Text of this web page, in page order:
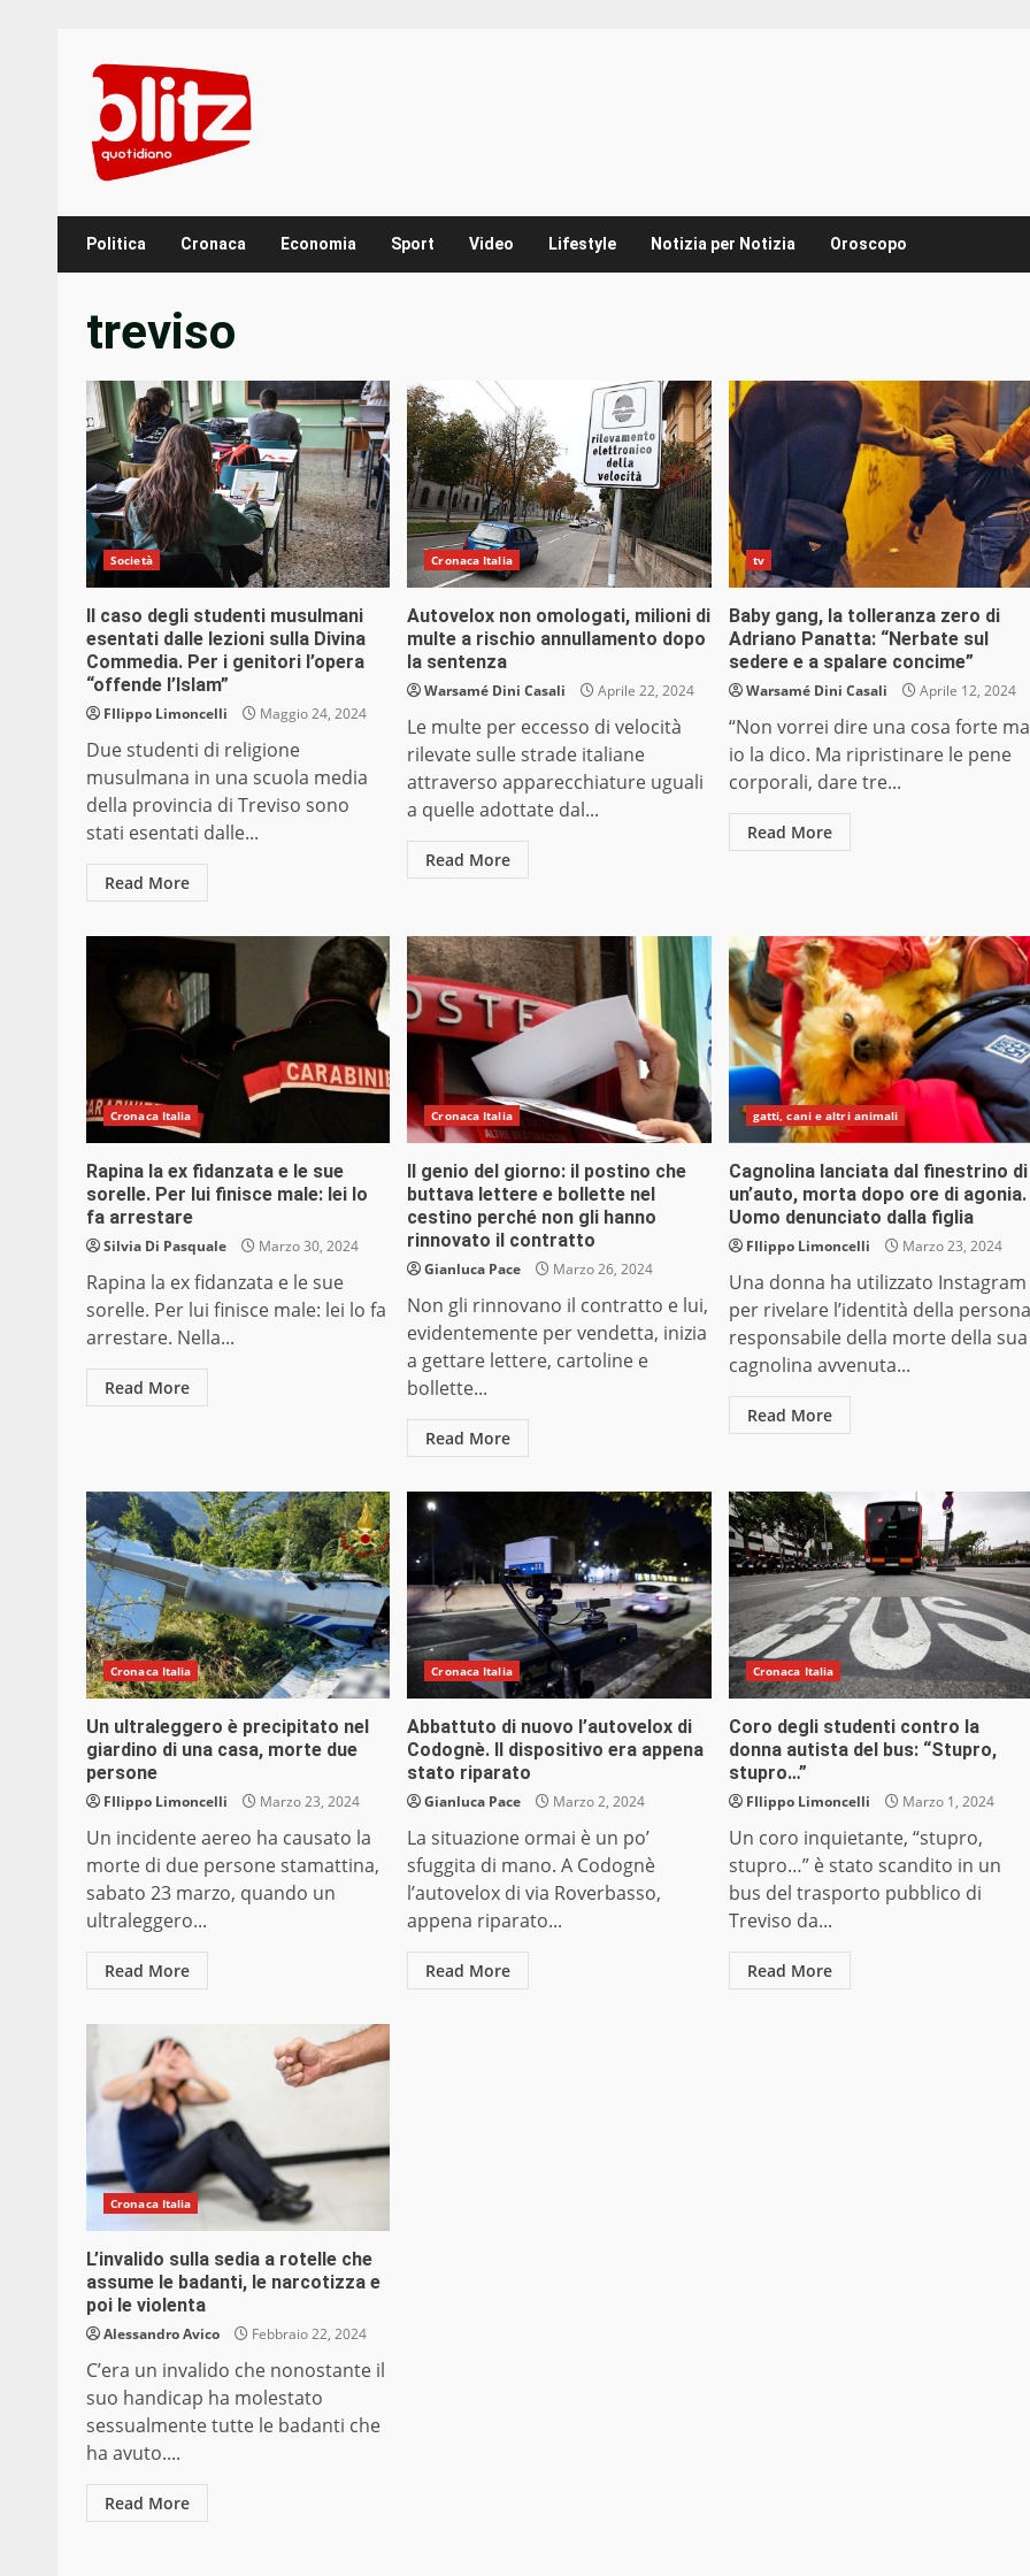
content
Politica Cronaca Economia Sport Video Lifestyle Notizia per Notizia Oroscopo
treviso
Società
Il caso degli studenti musulmani
esentati dalle lezioni sulla Divina
Commedia. Per i genitori l’opera
“offende l’Islam”
FIlippo Limoncelli Maggio 24, 2024
Due studenti di religione
musulmana in una scuola media
della provincia di Treviso sono
stati esentati dalle...
Read More
Cronaca Italia
Autovelox non omologati, milioni di
multe a rischio annullamento dopo
la sentenza
Warsamé Dini Casali Aprile 22, 2024
Le multe per eccesso di velocità
rilevate sulle strade italiane
attraverso apparecchiature uguali
a quelle adottate dal...
Read More
tv
Baby gang, la tolleranza zero di
Adriano Panatta: “Nerbate sul
sedere e a spalare concime”
Warsamé Dini Casali Aprile 12, 2024
“Non vorrei dire una cosa forte ma
io la dico. Ma ripristinare le pene
corporali, dare tre...
Read More
Cronaca Italia
Rapina la ex fidanzata e le sue
sorelle. Per lui finisce male: lei lo
fa arrestare
Silvia Di Pasquale Marzo 30, 2024
Rapina la ex fidanzata e le sue
sorelle. Per lui finisce male: lei lo fa
arrestare. Nella...
Read More
Cronaca Italia
Il genio del giorno: il postino che
buttava lettere e bollette nel
cestino perché non gli hanno
rinnovato il contratto
Gianluca Pace Marzo 26, 2024
Non gli rinnovano il contratto e lui,
evidentemente per vendetta, inizia
a gettare lettere, cartoline e
bollette...
Read More
gatti, cani e altri animali
Cagnolina lanciata dal finestrino di
un’auto, morta dopo ore di agonia.
Uomo denunciato dalla figlia
FIlippo Limoncelli Marzo 23, 2024
Una donna ha utilizzato Instagram
per rivelare l’identità della persona
responsabile della morte della sua
cagnolina avvenuta...
Read More
Cronaca Italia
Un ultraleggero è precipitato nel
giardino di una casa, morte due
persone
FIlippo Limoncelli Marzo 23, 2024
Un incidente aereo ha causato la
morte di due persone stamattina,
sabato 23 marzo, quando un
ultraleggero...
Read More
Cronaca Italia
Abbattuto di nuovo l’autovelox di
Codognè. Il dispositivo era appena
stato riparato
Gianluca Pace Marzo 2, 2024
La situazione ormai è un po’
sfuggita di mano. A Codognè
l’autovelox di via Roverbasso,
appena riparato...
Read More
Cronaca Italia
Coro degli studenti contro la
donna autista del bus: “Stupro,
stupro…”
FIlippo Limoncelli Marzo 1, 2024
Un coro inquietante, “stupro,
stupro…” è stato scandito in un
bus del trasporto pubblico di
Treviso da...
Read More
Cronaca Italia
L’invalido sulla sedia a rotelle che
assume le badanti, le narcotizza e
poi le violenta
Alessandro Avico Febbraio 22, 2024
C’era un invalido che nonostante il
suo handicap ha molestato
sessualmente tutte le badanti che
ha avuto....
Read More